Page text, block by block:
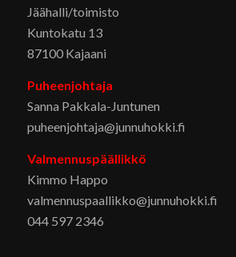
Jäähalli/toimisto
Kuntokatu 13
87100 Kajaani
Puheenjohtaja
Sanna Pakkala-Juntunen
puheenjohtaja@junnuhokki.fi
Valmennuspäällikkö
Kimmo Happo
valmennuspaallikko@junnuhokki.fi
044 597 2346